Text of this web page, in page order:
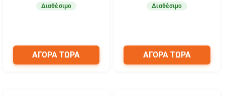
Διαθέσιμο
ΑΓΟΡΑ ΤΩΡΑ
Διαθέσιμο
ΑΓΟΡΑ ΤΩΡΑ